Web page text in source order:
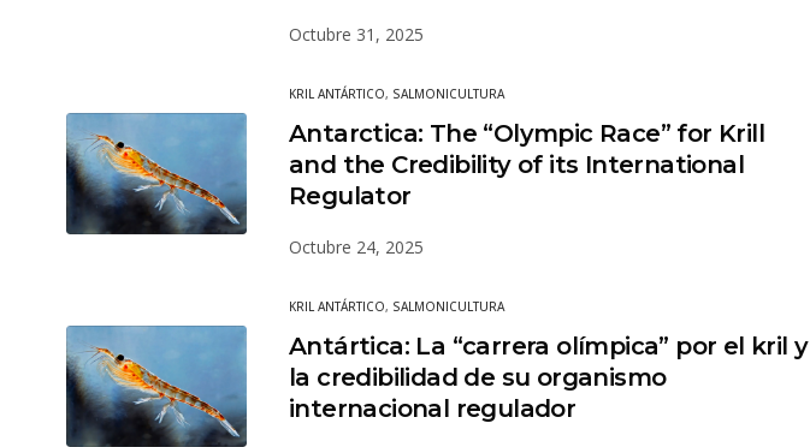
Octubre 31, 2025
KRIL ANTÁRTICO, SALMONICULTURA
Antarctica: The “Olympic Race” for Krill
and the Credibility of its International
Regulator
Octubre 24, 2025
KRIL ANTÁRTICO, SALMONICULTURA
Antártica: La “carrera olímpica” por el kril y
la credibilidad de su organismo
internacional regulador